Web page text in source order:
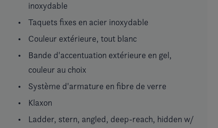
inoxydable
Taquets fixes en acier inoxydable
Couleur extérieure, tout blanc
Bande d'accentuation extérieure en gel,
couleur au choix
Système d'armature en fibre de verre
Klaxon
Ladder, stern, angled, deep-reach, hidden w/